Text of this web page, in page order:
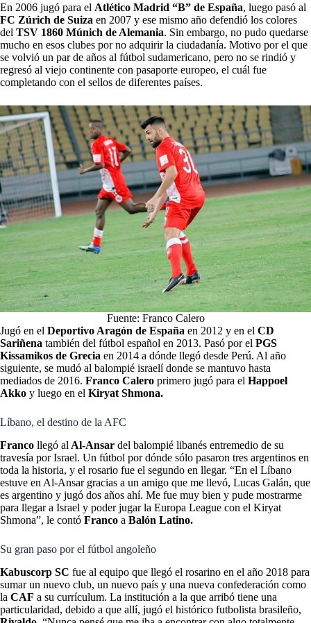
En 2006 jugó para el Atlético Madrid “B” de España, luego pasó al
FC Zúrich de Suiza en 2007 y ese mismo año defendió los colores
del TSV 1860 Múnich de Alemania. Sin embargo, no pudo quedarse
mucho en esos clubes por no adquirir la ciudadanía. Motivo por el que
se volvió un par de años al fútbol sudamericano, pero no se rindió y
regresó al viejo continente con pasaporte europeo, el cuál fue
completando con el sellos de diferentes países.
Fuente: Franco Calero
Jugó en el Deportivo Aragón de España en 2012 y en el CD
Sariñena también del fútbol español en 2013. Pasó por el PGS
Kissamikos de Grecia en 2014 a dónde llegó desde Perú. Al año
siguiente, se mudó al balompié israelí donde se mantuvo hasta
mediados de 2016. Franco Calero primero jugó para el Happoel
Akko y luego en el Kiryat Shmona.
Líbano, el destino de la AFC
Franco llegó al Al-Ansar del balompié libanés entremedio de su
travesía por Israel. Un fútbol por dónde sólo pasaron tres argentinos en
toda la historia, y el rosario fue el segundo en llegar. “En el Líbano
estuve en Al-Ansar gracias a un amigo que me llevó, Lucas Galán, que
es argentino y jugó dos años ahí. Me fue muy bien y pude mostrarme
para llegar a Israel y poder jugar la Europa League con el Kiryat
Shmona”, le contó Franco a Balón Latino.
Su gran paso por el fútbol angoleño
Kabuscorp SC fue al equipo que llegó el rosarino en el año 2018 para
sumar un nuevo club, un nuevo país y una nueva confederación como
la CAF a su currículum. La institución a la que arribó tiene una
particularidad, debido a que allí, jugó el histórico futbolista brasileño,